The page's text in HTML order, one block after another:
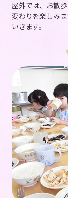
屋外では、お散
変わりを楽しみ
いきます。